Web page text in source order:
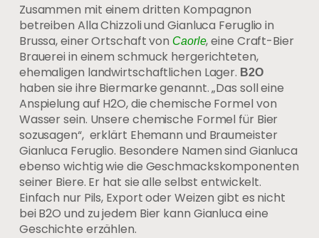
Zusammen mit einem dritten Kompagnon
betreiben Alla Chizzoli und Gianluca Feruglio in
Brussa, einer Ortschaft von Caorle, eine Craft-Bier
Brauerei in einem schmuck hergerichteten,
ehemaligen landwirtschaftlichen Lager. B2O
haben sie ihre Biermarke genannt. „Das soll eine
Anspielung auf H2O, die chemische Formel von
Wasser sein. Unsere chemische Formel für Bier
sozusagen“, erklärt Ehemann und Braumeister
Gianluca Feruglio. Besondere Namen sind Gianluca
ebenso wichtig wie die Geschmackskomponenten
seiner Biere. Er hat sie alle selbst entwickelt.
Einfach nur Pils, Export oder Weizen gibt es nicht
bei B2O und zu jedem Bier kann Gianluca eine
Geschichte erzählen.